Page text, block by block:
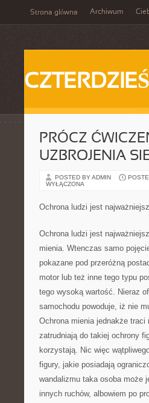
Strona główna Archiwum
PRÓCZ
UZBROJENIA
POSTED BY ADMIN
WYŁĄCZONA
Ochrona ludzi jest
Ochrona ludzi jest
mienia. Wtenczas samo
pokazane pod przeróżną
motor lub też inne tego typu
tego wysoką wartość. Nieraz
samochodu powoduje, iż nie
Ochrona mienia jednakże
zatrudniają do takiej ochrony
korzystają. Nic więc
figury, jakie posiadają
wandalizmu taka osoba może
innych ruchów, albowiem po